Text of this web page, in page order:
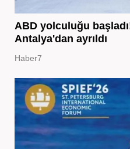
ABD yolculuğu
Antalya'dan ayrıldı
Haber7